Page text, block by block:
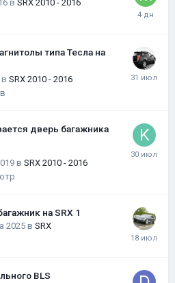
в SRX 2010 - 2016
типа Тесла на
в SRX 2010 - 2016
дверь багажника
в SRX 2010 - 2016
на SRX 1
2025в SRX
BLS